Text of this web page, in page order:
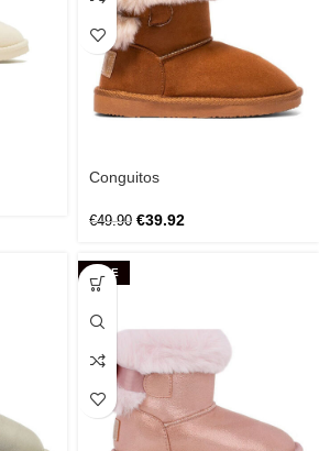
Conguitos
€49.90 €39.92
SALE